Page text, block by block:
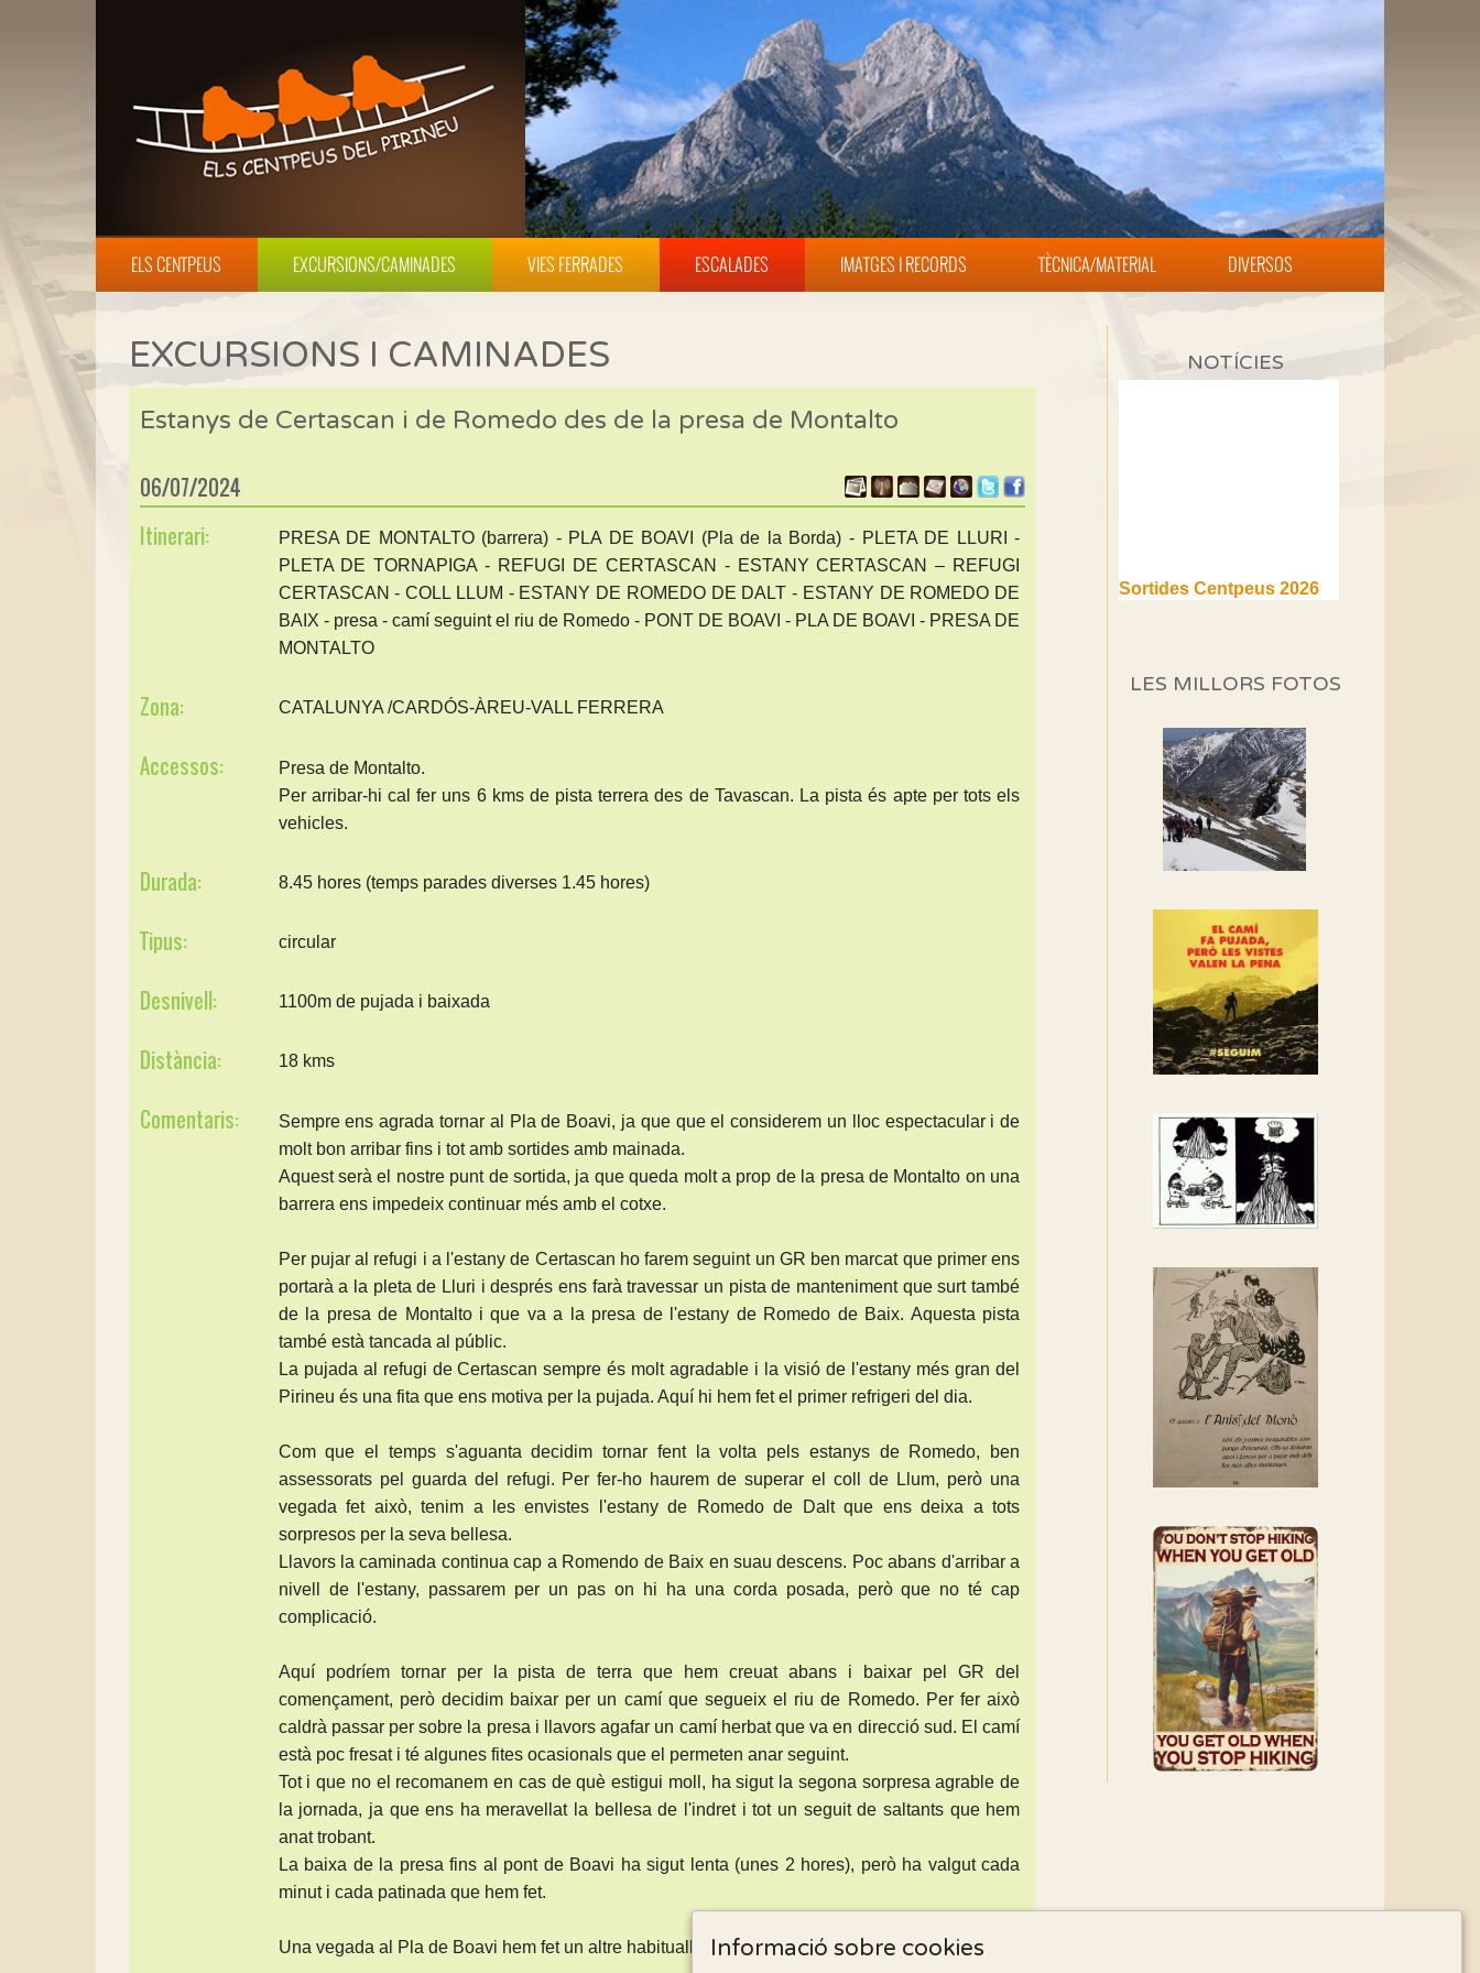
ELS CENTPEUS EXCURSIONS/CAMINADES VIES FERRADES ESCALADES IMATGES I RECORDS TÈCNICA/MATERIAL DIVERSOS
EXCURSIONS I CAMINADES
Estanys de Certascan i de Romedo des de la presa de Montalto
06/07/2024
Itinerari:
PRESA DE MONTALTO (barrera) - PLA DE BOAVI (Pla de la Borda) - PLETA DE LLURI -
PLETA DE TORNAPIGA - REFUGI DE CERTASCAN - ESTANY CERTASCAN – REFUGI
CERTASCAN - COLL LLUM - ESTANY DE ROMEDO DE DALT - ESTANY DE ROMEDO DE
BAIX - presa - camí seguint el riu de Romedo - PONT DE BOAVI - PLA DE BOAVI - PRESA DE
MONTALTO
Zona: CATALUNYA /CARDÓS-ÀREU-VALL FERRERA
Accessos:
Presa de Montalto.
Per arribar-hi cal fer uns 6 kms de pista terrera des de Tavascan. La pista és apte per tots els
vehicles.
Durada: 8.45 hores (temps parades diverses 1.45 hores)
Tipus: circular
Desnivell: 1100m de pujada i baixada
Distància: 18 kms
Comentaris:
Sempre ens agrada tornar al Pla de Boavi, ja que que el considerem un lloc espectacular i de
molt bon arribar fins i tot amb sortides amb mainada.
Aquest serà el nostre punt de sortida, ja que queda molt a prop de la presa de Montalto on una
barrera ens impedeix continuar més amb el cotxe.
Per pujar al refugi i a l'estany de Certascan ho farem seguint un GR ben marcat que primer ens
portarà a la pleta de Lluri i després ens farà travessar un pista de manteniment que surt també
de la presa de Montalto i que va a la presa de l'estany de Romedo de Baix. Aquesta pista
també està tancada al públic.
La pujada al refugi de Certascan sempre és molt agradable i la visió de l'estany més gran del
Pirineu és una fita que ens motiva per la pujada. Aquí hi hem fet el primer refrigeri del dia.
Com que el temps s'aguanta decidim tornar fent la volta pels estanys de Romedo, ben
assessorats pel guarda del refugi. Per fer-ho haurem de superar el coll de Llum, però una
vegada fet això, tenim a les envistes l'estany de Romedo de Dalt que ens deixa a tots
sorpresos per la seva bellesa.
Llavors la caminada continua cap a Romendo de Baix en suau descens. Poc abans d'arribar a
nivell de l'estany, passarem per un pas on hi ha una corda posada, però que no té cap
complicació.
Aquí podríem tornar per la pista de terra que hem creuat abans i baixar pel GR del
començament, però decidim baixar per un camí que segueix el riu de Romedo. Per fer això
caldrà passar per sobre la presa i llavors agafar un camí herbat que va en direcció sud. El camí
està poc fresat i té algunes fites ocasionals que el permeten anar seguint.
Tot i que no el recomanem en cas de què estigui moll, ha sigut la segona sorpresa agrable de
la jornada, ja que ens ha meravellat la bellesa de l'indret i tot un seguit de saltants que hem
anat trobant.
La baixa de la presa fins al pont de Boavi ha sigut lenta (unes 2 hores), però ha valgut cada
minut i cada patinada que hem fet.
Una vegada al Pla de Boavi hem fet un altre habituallament i hem acabat d'arribar al cotxe.
NOTÍCIES
(1a part)
Si no podem caminar,
alguna cosa hem de fer...
Els Centpeus signen el
Manifest a favor dels
Camins Vells
manifest!
Rebem un diploma dels
Amics de Sant Aniol
d'Aguja
Els Centpeus estem
recuperació del refugi i de
l'entorn de Sant Aniol
LES MILLORS FOTOS
Informació sobre cookies